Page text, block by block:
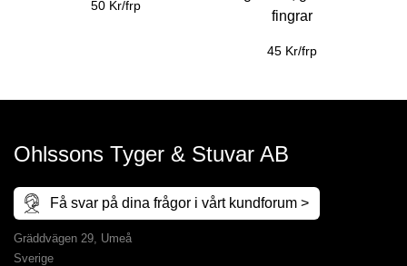
50 Kr/frp
fingrar
45 Kr/frp
Ohlssons Tyger & Stuvar AB
Få svar på dina frågor i vårt kundforum >
Gräddvägen 29, Umeå
Sverige